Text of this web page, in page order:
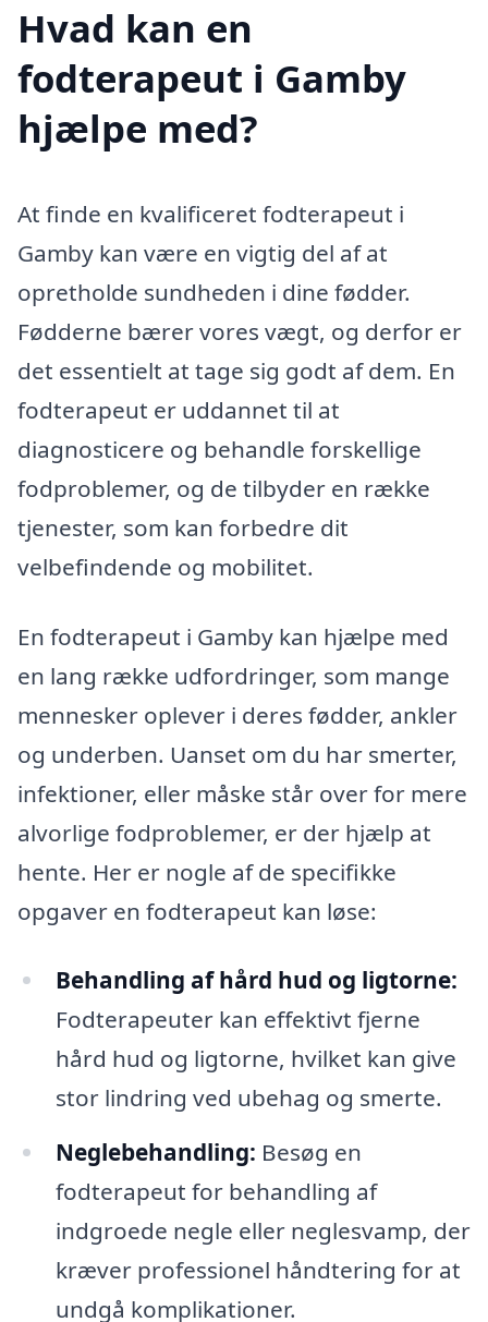
Hvad kan en
fodterapeut i Gamby
hjælpe med?
At finde en kvalificeret fodterapeut i
Gamby kan være en vigtig del af at
opretholde sundheden i dine fødder.
Fødderne bærer vores vægt, og derfor er
det essentielt at tage sig godt af dem. En
fodterapeut er uddannet til at
diagnosticere og behandle forskellige
fodproblemer, og de tilbyder en række
tjenester, som kan forbedre dit
velbefindende og mobilitet.
En fodterapeut i Gamby kan hjælpe med
en lang række udfordringer, som mange
mennesker oplever i deres fødder, ankler
og underben. Uanset om du har smerter,
infektioner, eller måske står over for mere
alvorlige fodproblemer, er der hjælp at
hente. Her er nogle af de specifikke
opgaver en fodterapeut kan løse:
Behandling af hård hud og ligtorne:
Fodterapeuter kan effektivt fjerne
hård hud og ligtorne, hvilket kan give
stor lindring ved ubehag og smerte.
Neglebehandling: Besøg en
fodterapeut for behandling af
indgroede negle eller neglesvamp, der
kræver professionel håndtering for at
undgå komplikationer.